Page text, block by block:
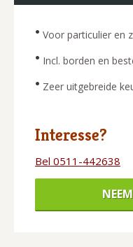
• Voor particulier en
• Incl. borden en
• Zeer uitgebreide
Interesse?
Bel 0511-442638